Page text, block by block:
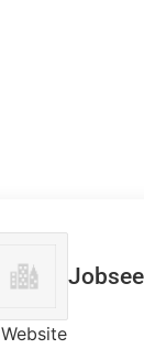
Website